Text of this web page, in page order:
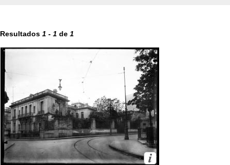
Resultados 1 - 1 de 1